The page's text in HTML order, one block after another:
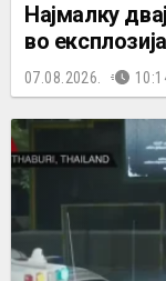
Најмалку
во
07.08.2026.